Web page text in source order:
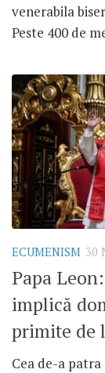
venerabila
Peste 400 de
ECUMENISM 30
Papa
implică
primite de
Cea de-a